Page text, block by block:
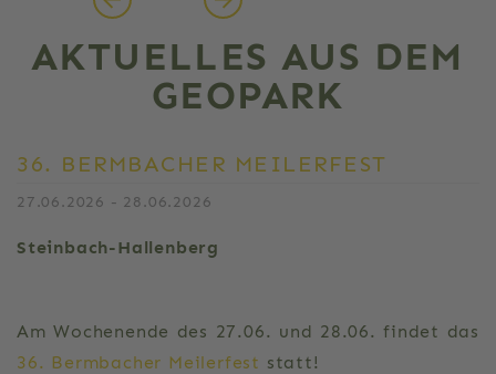
AKTUELLES AUS DEM
GEOPARK
36. BERMBACHER MEILERFEST
27.06.2026 - 28.06.2026
Steinbach-Hallenberg
Am Wochenende des 27.06. und 28.06. findet das
36. Bermbacher Meilerfest statt!